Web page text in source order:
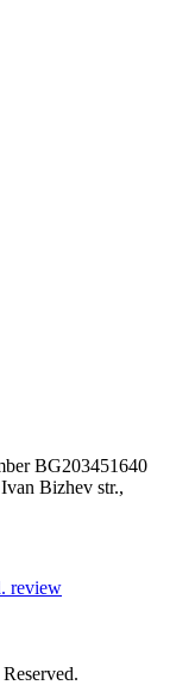
BG203451640
Bizhev str.,